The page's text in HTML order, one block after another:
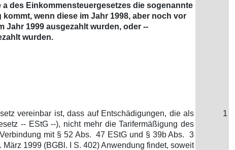
des Einkommensteuergesetzes die sogenannte
wenn diese im Jahr 1998, aber noch vor
1999 ausgezahlt wurden, oder --
wurden.
vereinbar ist, dass auf Entschädigungen, die als
-- EStG --), nicht mehr die Tarifermäßigung des
mit § 52 Abs. 47 EStG und § 39b Abs. 3
1999 (BGBl. I S. 402) Anwendung findet, soweit
1